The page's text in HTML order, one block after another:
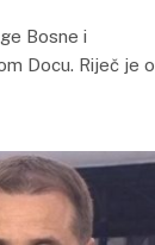
Bosne i
Docu. Riječ je o